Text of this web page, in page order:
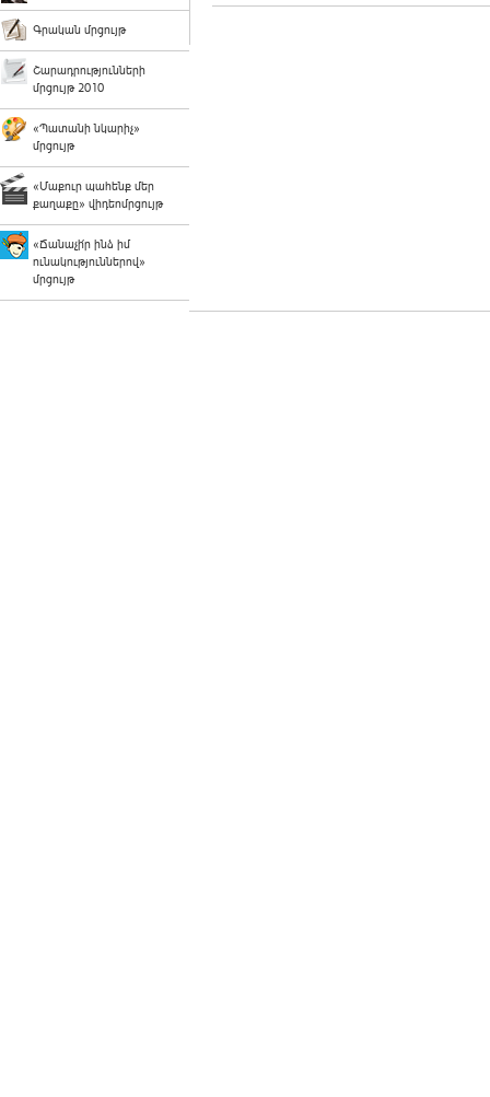
Գրական մրցույթ
Շարադրությունների
մրցույթ 2010
«Պատանի նկարիչ»
մրցույթ
«Մաքուր պահենք մեր
քաղաքը» վիդեոմրցույթ
«Ճանաչի՛ր ինձ իմ
ունակություններով»
մրցույթ